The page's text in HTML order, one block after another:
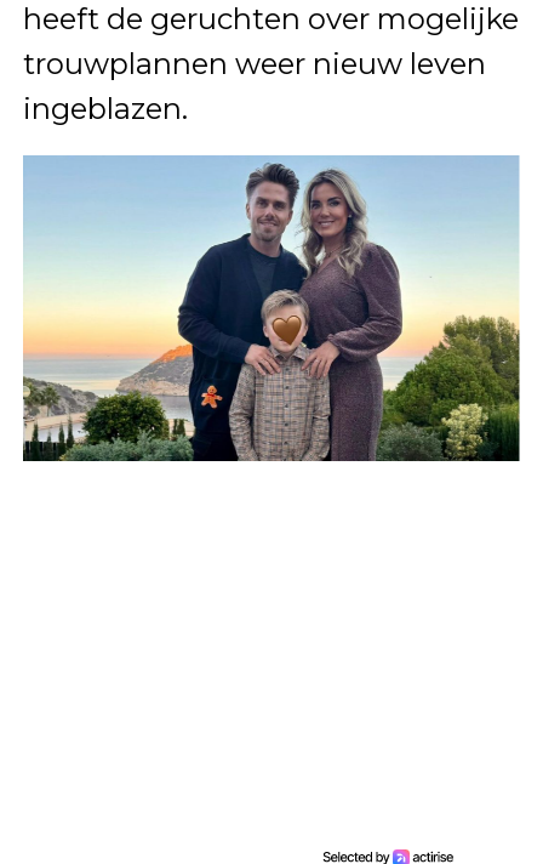
heeft de geruchten over mogelijke
trouwplannen weer nieuw leven
ingeblazen.